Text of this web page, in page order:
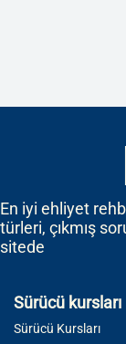
En iyi ehliyet
türleri, çıkmış
sitede
Sürücü kursları
Sürücü Kursları